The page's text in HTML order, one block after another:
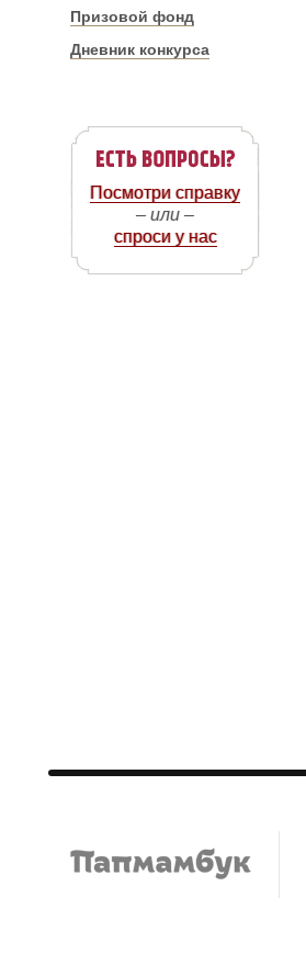
Призовой фонд
Дневник конкурса
Посмотри справку
– или –
спроси у нас